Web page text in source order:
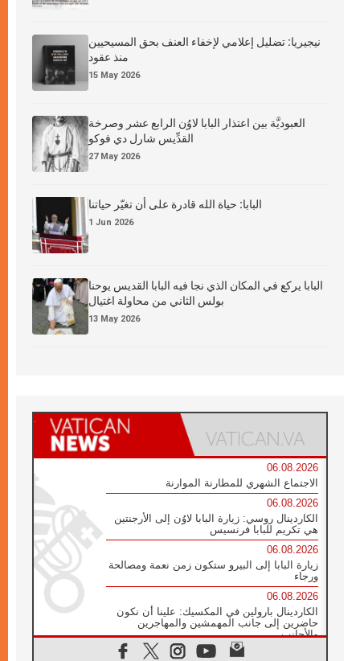
نيجيريا: تضليل إعلامي لإخفاء العنف بحق المسيحيين
منذ عقود
15 May 2026
العبوديَّة بين اعتذار البابا لاوُن الرابع عشر وصرخة
القدِّيس شارل دي فوكو
27 May 2026
البابا: حياة الله قادرة على أن تغيّر حياتنا
1 Jun 2026
البابا يركع في المكان الذي نجا فيه البابا القديس يوحنا
بولس الثاني من محاولة اغتيال
13 May 2026
06.08.2026
الاجتماع الشهري للمطارنة الموارنة
06.08.2026
الكاردينال روسي: زيارة البابا لاوُن إلى الأرجنتين
هي تكريم للبابا فرنسيس
06.08.2026
زيارة البابا إلى البيرو ستكون زمن نعمة ومصالحة
ورجاء
06.08.2026
الكاردينال بارولين في المكسيك: علينا أن نكون
حاضرين إلى جانب المهمشين والمهاجرين
والأجانب